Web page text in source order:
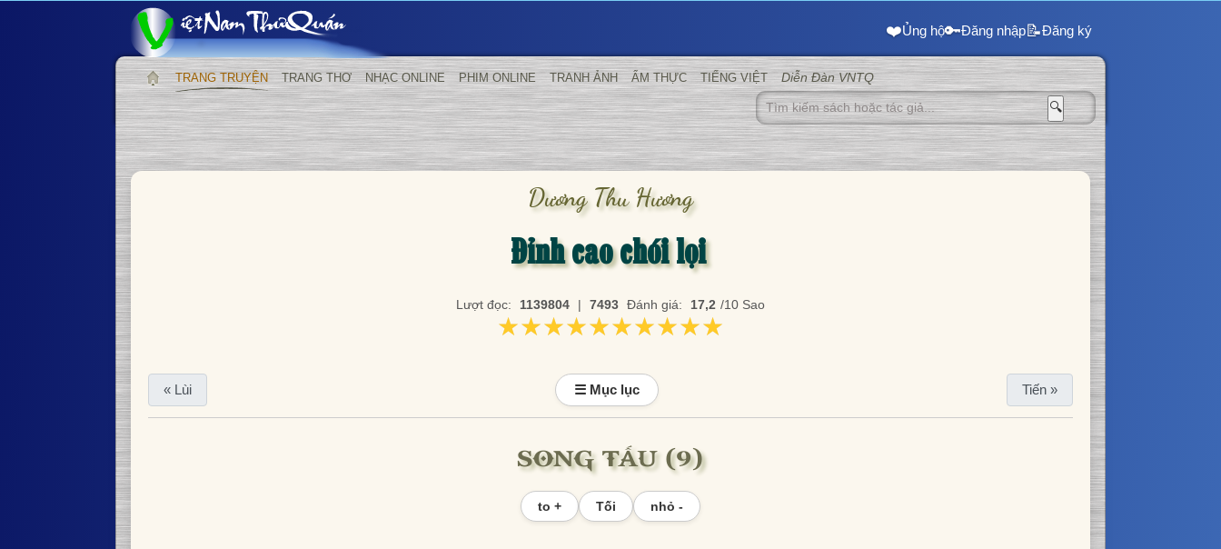
❤️Ủng hộ🔑Đăng nhập📝Đăng ký
TRANG TRUYỆN TRANG THƠ NHẠC ONLINE PHIM ONLINE TRANH ẢNH ẨM THỰC TIẾNG VIỆT Diễn Đàn VNTQ
🔍
Dương Thu Hương
Đỉnh cao chói lọi
Lượt đọc: 1139804 | 7493 Đánh giá: 17,2 /10 Sao
★★★★★★★★★★
★★★★★★★★★★
« Lùi ☰ Mục lục Tiến »
SONG TẤU (9)
to + Tối nhỏ -